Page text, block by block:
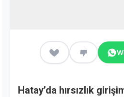
Hatay’da hırsızlık